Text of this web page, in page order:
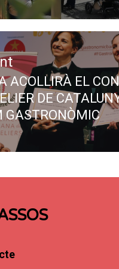
ACOLLIRÀ EL
DE
GASTRONÒMIC